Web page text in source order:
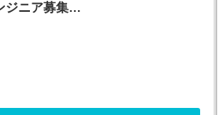
ジニア募集…